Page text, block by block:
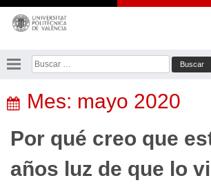
Saltar
contenido
Buscar:
Mes: mayo 2020
Por qué creo que
años luz de que lo